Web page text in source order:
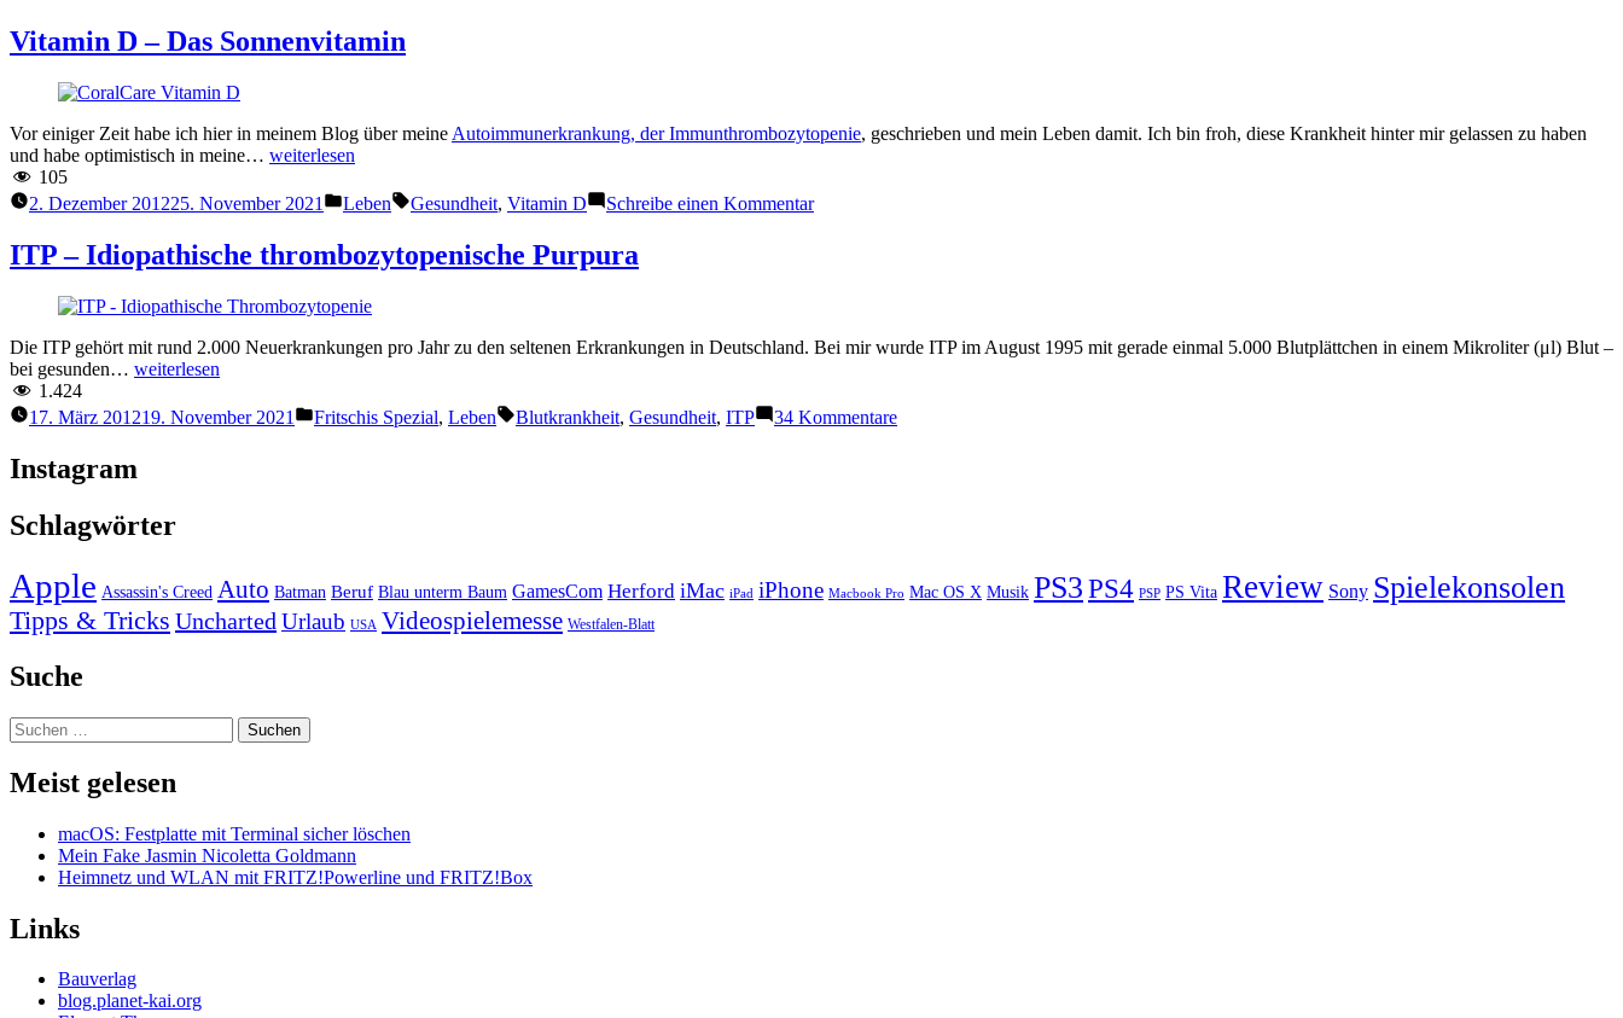
Vitamin D – Das Sonnenvitamin
Vor einiger Zeit habe ich hier in meinem Blog über meine Autoimmunerkrankung, der Immunthrombozytopenie, geschrieben und mein Leben damit. Ich bin froh, diese Krankheit hinter mir gelassen zu haben
und habe optimistisch in meine… weiterlesen
–
Das
Sonnenvitamin”
105
2. Dezember 201225. November 2021
Veröffentlicht
Leben Schlagwörter:
Gesundheit, Vitamin D Schreibe einen Kommentarzu
ITP – Idiopathische thrombozytopenische Purpura
Die ITP gehört mit rund 2.000 Neuerkrankungen pro Jahr zu den seltenen Erkrankungen in Deutschland. Bei mir wurde ITP im August 1995 mit gerade einmal 5.000 Blutplättchen in einem Mikroliter (μl) Blut –
bei gesunden… weiterlesen
Idiopathische
thrombozytopenische
1.424
17. März 201219. November 2021
Veröffentlicht
Fritschis Spezial, Leben Schlagwörter:
Blutkrankheit, Gesundheit, ITP 34 Kommentarezu
Instagram
Schlagwörter
Apple Assassin's Creed Auto Batman Beruf Blau unterm Baum GamesCom Herford iMac iPad iPhone Macbook Pro Mac OS X Musik PS3PS4 PSP PS Vita Review Sony Spielekonsolen
Tipps & Tricks Uncharted Urlaub USA Videospielemesse Westfalen-Blatt
Suche
Suchen
nach:
Meist gelesen
macOS: Festplatte mit Terminal sicher löschen
Mein Fake Jasmin Nicoletta Goldmann
Heimnetz und WLAN mit FRITZ!Powerline und FRITZ!Box
Links
Bauverlag
blog.planet-kai.org